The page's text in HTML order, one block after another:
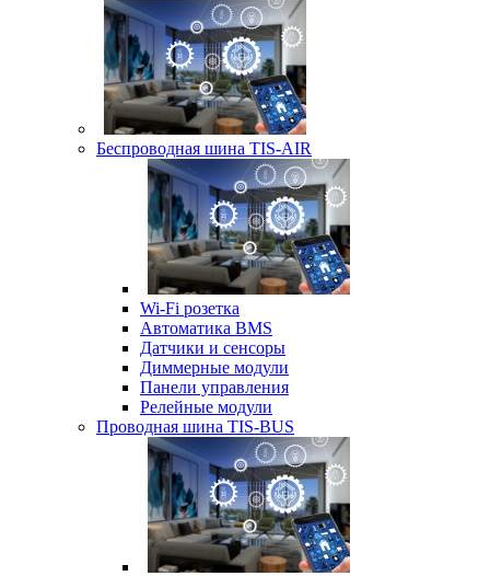
Беспроводная шина TIS-AIR
Wi-Fi розетка
Автоматика BMS
Датчики и сенсоры
Диммерные модули
Панели управления
Релейные модули
Проводная шина TIS-BUS